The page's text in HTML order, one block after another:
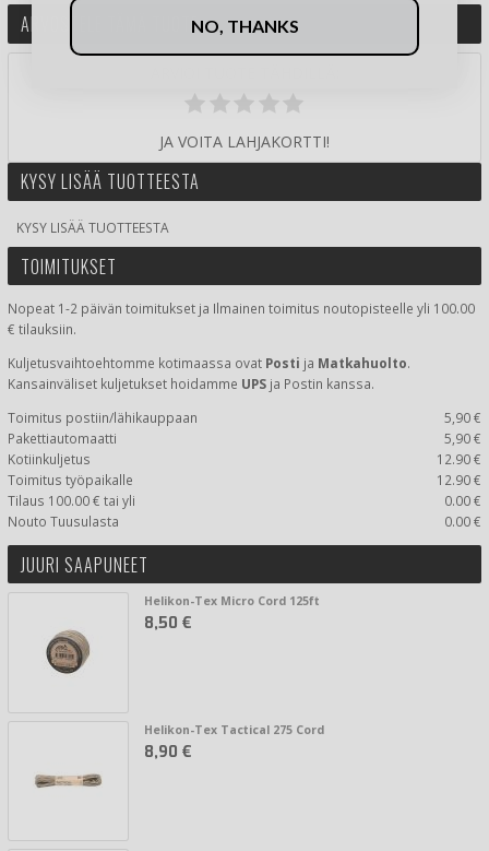
ARVOSTELE TÄMÄ TUOTE
JA VOITA LAHJAKORTTI!
KYSY LISÄÄ TUOTTEESTA
KYSY LISÄÄ TUOTTEESTA
TOIMITUKSET
Nopeat 1-2 päivän toimitukset ja Ilmainen toimitus noutopisteelle yli 100.00
€ tilauksiin.
Kuljetusvaihtoehtomme kotimaassa ovat Posti ja Matkahuolto.
Kansainväliset kuljetukset hoidamme UPS ja Postin kanssa.
Toimitus postiin/lähikauppaan
5,90 €
Pakettiautomaatti
5,90 €
Kotiinkuljetus
12.90 €
Toimitus työpaikalle
12.90 €
Tilaus 100.00 € tai yli
0.00 €
Nouto Tuusulasta
0.00 €
JUURI SAAPUNEET
Helikon-Tex Micro Cord 125ft
8,50 €
Helikon-Tex Tactical 275 Cord
8,90 €
NO, THANKS